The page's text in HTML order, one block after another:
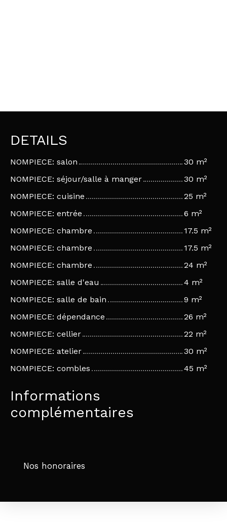
DETAILS
NOMPIECE: salon
30 m²
NOMPIECE: séjour/salle à manger
30 m²
NOMPIECE: cuisine
25 m²
NOMPIECE: entrée
6 m²
NOMPIECE: chambre
17.5 m²
NOMPIECE: chambre
17.5 m²
NOMPIECE: chambre
24 m²
NOMPIECE: salle d'eau
4 m²
NOMPIECE: salle de bain
9 m²
NOMPIECE: dépendance
26 m²
NOMPIECE: cellier
22 m²
NOMPIECE: atelier
30 m²
NOMPIECE: combles
45 m²
Informations
complémentaires
Nos honoraires